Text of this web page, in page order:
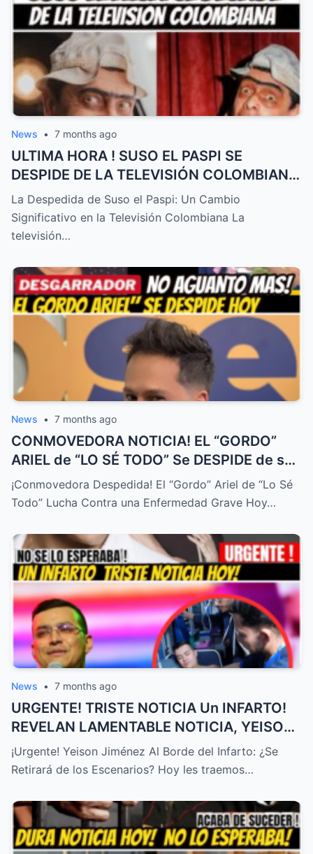
News • 7 months ago
ULTIMA HORA ! SUSO EL PASPI SE
DESPIDE DE LA TELEVISIÓN COLOMBIANA
! TRISTE NOTICIA HOY – HTT
La Despedida de Suso el Paspi: Un Cambio
Significativo en la Televisión Colombiana La
televisión…
News • 7 months ago
CONMOVEDORA NOTICIA! EL “GORDO”
ARIEL de “LO SÉ TODO” Se DESPIDE de su
FAMILIA HOY! DURA ENFERMEDAD! – HTT
¡Conmovedora Despedida! El “Gordo” Ariel de “Lo Sé
Todo” Lucha Contra una Enfermedad Grave Hoy…
News • 7 months ago
URGENTE! TRISTE NOTICIA Un INFARTO!
REVELAN LAMENTABLE NOTICIA, YEISON
JIMÉNEZ HOY, ÚLTIMA HORA! – HTT
¡Urgente! Yeison Jiménez Al Borde del Infarto: ¿Se
Retirará de los Escenarios? Hoy les traemos…